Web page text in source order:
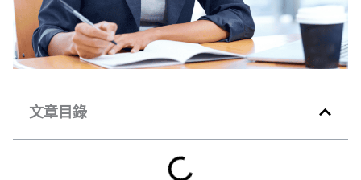
文章目錄